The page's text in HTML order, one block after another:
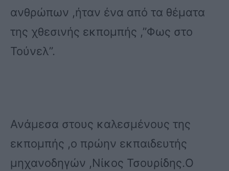
ανθρώπων ,ήταν ένα από τα θέματα
της χθεσινής εκπομπής ,”Φως στο
Τούνελ”.
Ανάμεσα στους καλεσμένους της
εκπομπής ,ο πρώην εκπαιδευτής
μηχανοδηγών ,Νίκος Τσουρίδης.Ο